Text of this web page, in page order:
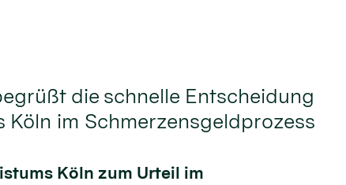
die schnelle Entscheidung
Köln im Schmerzensgeldprozess
Köln zum Urteil im